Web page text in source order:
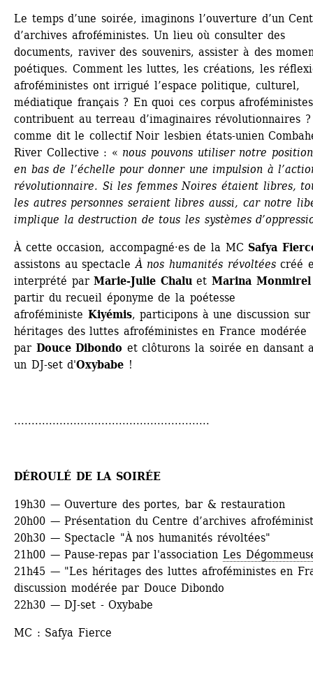
Le temps d’une soirée, imaginons l’ouverture d’un
d’archives afroféministes. Un lieu où consulter des
documents, raviver des souvenirs, assister à des
poétiques. Comment les luttes, les créations, les
afroféministes ont irrigué l’espace politique, culturel,
médiatique français ? En quoi ces corpus afroféministes
contribuent au terreau d’imaginaires révolutionnaires
comme dit le collectif Noir lesbien états-unien
River Collective : « nous pouvons utiliser notre
en bas de l’échelle pour donner une impulsion à
révolutionnaire. Si les femmes Noires étaient libres,
les autres personnes seraient libres aussi, car notre
implique la destruction de tous les systèmes
À cette occasion, accompagné·es de la MC Safya
assistons au spectacle À nos humanités révoltéescréé
interprété par Marie-Julie Chalu et Marina Monmirel
partir du recueil éponyme de la poétesse
afroféministe Kiyémis, participons à une discussion sur
héritages des luttes afroféministes en France modérée
par Douce Dibondo et clôturons la soirée en dansant
un DJ-set d'Oxybabe !
........................................................
DÉROULÉ DE LA SOIRÉE
19h30 — Ouverture des portes, bar & restauration
20h00 — Présentation du Centre d’archives
20h30 — Spectacle "À nos humanités révoltées"
21h00 — Pause-repas par l'association Les
21h45 — "Les héritages des luttes afroféministes en
discussion modérée par Douce Dibondo
22h30 — DJ-set - Oxybabe
MC : Safya Fierce